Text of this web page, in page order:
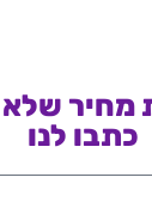
שלא
כתבו לנו